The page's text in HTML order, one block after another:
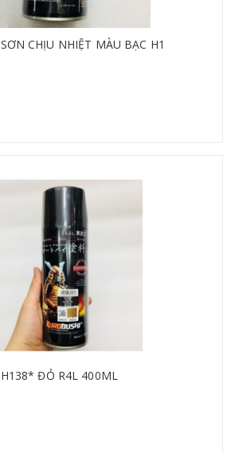
Sơn xịt Samurai - SƠN CHỊU NHIỆT MÀU BẠC H1
Sơn xịt Samurai - H138* ĐỎ R4L 400ML